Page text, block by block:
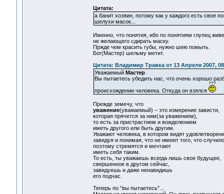
Цитата:
а банит хозяин, потому как у каждого есть свое
шелухи масок...
Именно, что понятия, ибо по понятиям глупец
не желающего сдирать маску.
Пржде чем красить губы, нужно шею помыть.
Бог(Мастер) шельму метит.
Цитата: Владимир Травка от 13 Апреля 2007,
Уважаемый Мастер.
Вы пытаетесь убедить нас, что очень хорошо
происхождении человека. Откуда он взялся
Прежде земечу, что
уважение(уважаемый) – это измерение зависти,
которая прячется за ним(за уважением),
то есть за пристрастием и вожделением
иметь другого или быть другим.
Уважают человека, в котором видят
завидуя и понимая, что не имеют того, что
поэтому стремятся и мечтают
иметь себя таким.
То есть, ты уважаешь всегда лишь свое будущее,
свершенное в другом сейчас,
завидуешь и даже ненавидишь
его подчас.
Теперь по "вы пытаетесь"...